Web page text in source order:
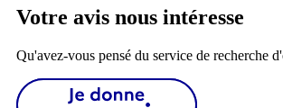
Votre avis nous intéresse
Qu'avez-vous pensé du service de recherche